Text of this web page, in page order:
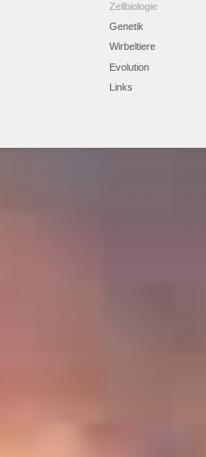
Zellbiologie
Genetik
Wirbeltiere
Evolution
Links